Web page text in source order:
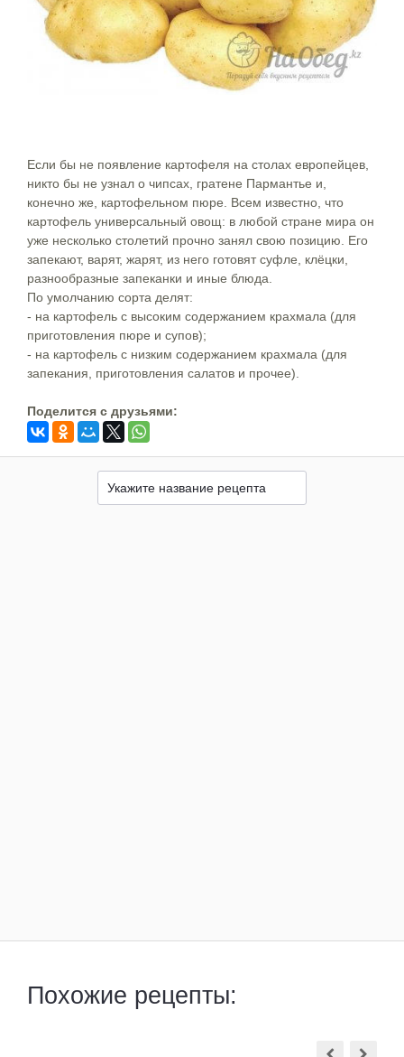
Если бы не появление картофеля на столах европейцев,
никто бы не узнал о чипсах, гратене Пармантье и,
конечно же, картофельном пюре. Всем известно, что
картофель универсальный овощ: в любой стране мира он
уже несколько столетий прочно занял свою позицию. Его
запекают, варят, жарят, из него готовят суфле, клёцки,
разнообразные запеканки и иные блюда.
По умолчанию сорта делят:
- на картофель с высоким содержанием крахмала (для
приготовления пюре и супов);
- на картофель с низким содержанием крахмала (для
запекания, приготовления салатов и прочее).
Поделится c друзьями:
Похожие рецепты: